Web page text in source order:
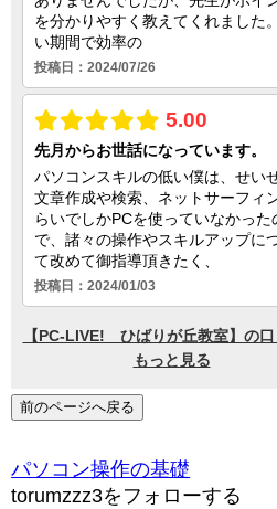
前のページへ戻る
パソコン操作の基礎
torumzzz3をフォローする